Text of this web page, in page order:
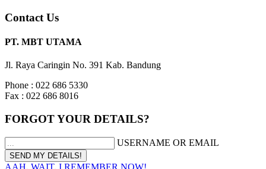
Contact Us
PT. MBT UTAMA
Jl. Raya Caringin No. 391 Kab. Bandung
Phone : 022 686 5330
Fax : 022 686 8016
FORGOT YOUR DETAILS?
USERNAME OR EMAIL
AAH, WAIT, I REMEMBER NOW!